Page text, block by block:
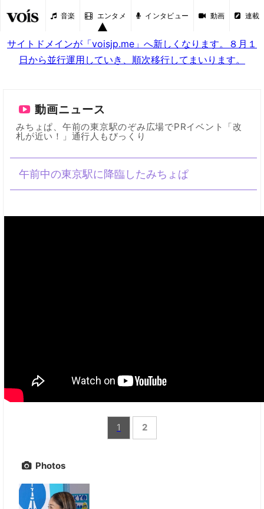
音楽 エンタメ インタビュー 動画 連載
サイトドメインが「voisjp.me」へ新しくなります。８月１
日から並行運用していき、順次移行してまいります。
動画ニュース
みちょぱ、午前の東京駅のぞみ広場でPRイベント「改
札が近い！」通行人もびっくり
午前中の東京駅に降臨したみちょぱ
1 2
Photos